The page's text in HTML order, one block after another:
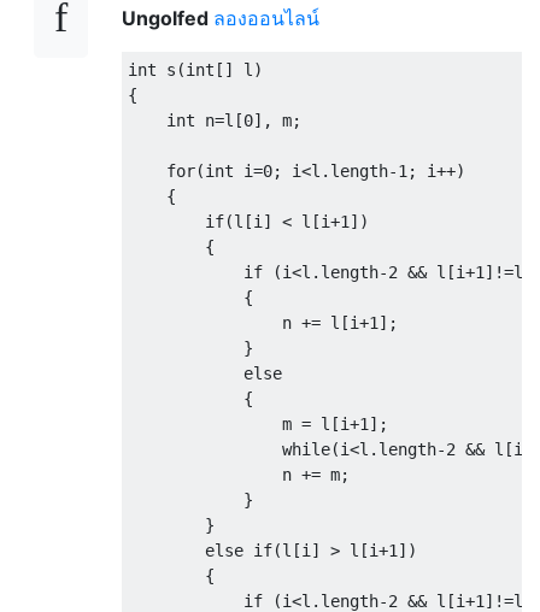
Ungolfed ลองออนไลน์
int s (int [] l )
{
int n=l [0], m;
for(int i=0; i<l . length-1 ; i++)
{
if(l [i ] < l [i+1 ])
{
if
(i<l . length-2 && l [i+1 ]!=l
{
                n
+= l [i+1 ];
}
else
{
                m
= l [i+1 ];
while(i<l . length-2 && l [i
                n
+= m;
}
}
else if(l [i ] > l [i+1 ])
{
if
(i<l . length-2 && l [i+1 ]!=l